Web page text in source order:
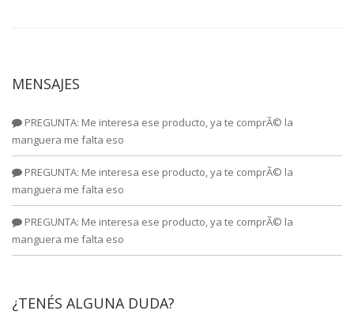
MENSAJES
PREGUNTA: Me interesa ese producto, ya te comprÃ© la
manguera me falta eso
PREGUNTA: Me interesa ese producto, ya te comprÃ© la
manguera me falta eso
PREGUNTA: Me interesa ese producto, ya te comprÃ© la
manguera me falta eso
¿TENÉS ALGUNA DUDA?